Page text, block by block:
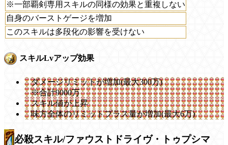
※一部覇剣専用スキルの同様の効果と重複しない
自身のバーストゲージを増加
このスキルは多段化の影響を受けない
スキルLvアップ効果
ダメージリミットが増加(最大300万)
※合計9000万
スキル値が上昇
味方全体のリミットプラス量が増加(最大6万)
必殺スキル/ファウストドライヴ・トゥプシマ